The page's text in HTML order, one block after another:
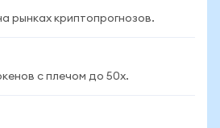
рынках криптопрогнозов.
с плечом до 50x.